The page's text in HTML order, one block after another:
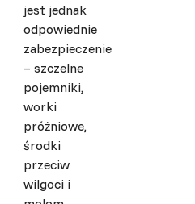
jest jednak
odpowiednie
zabezpieczenie
– szczelne
pojemniki,
worki
próżniowe,
środki
przeciw
wilgoci i